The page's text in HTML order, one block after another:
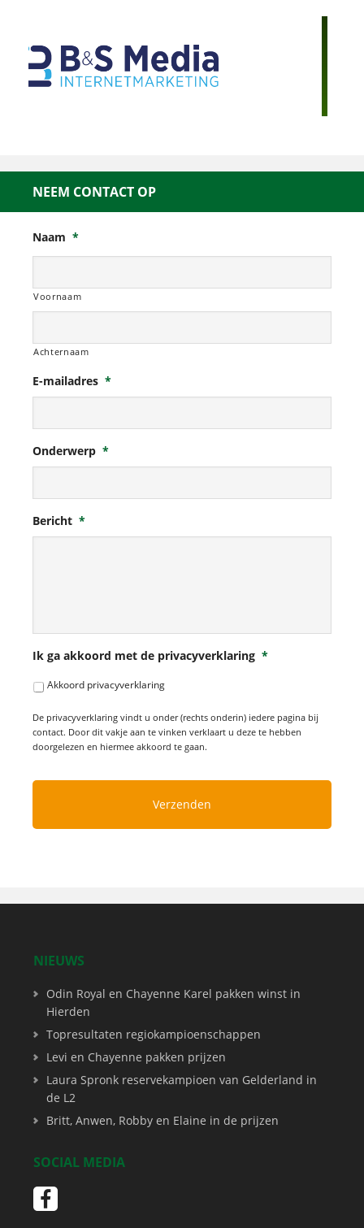
NEEM CONTACT OP
Naam *
Voornaam
Achternaam
E-mailadres *
Onderwerp *
Bericht *
Ik ga akkoord met de privacyverklaring *
Akkoord privacyverklaring
De privacyverklaring vindt u onder (rechts onderin) iedere pagina bij
contact. Door dit vakje aan te vinken verklaart u deze te hebben
doorgelezen en hiermee akkoord te gaan.
NIEUWS
Odin Royal en Chayenne Karel pakken winst in
Hierden
Topresultaten regiokampioenschappen
Levi en Chayenne pakken prijzen
Laura Spronk reservekampioen van Gelderland in
de L2
Britt, Anwen, Robby en Elaine in de prijzen
SOCIAL MEDIA